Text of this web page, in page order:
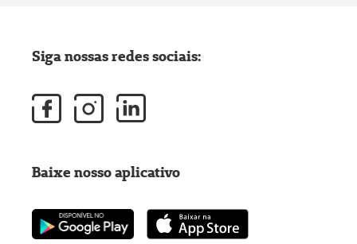
Siga nossas redes sociais:
Baixe nosso aplicativo